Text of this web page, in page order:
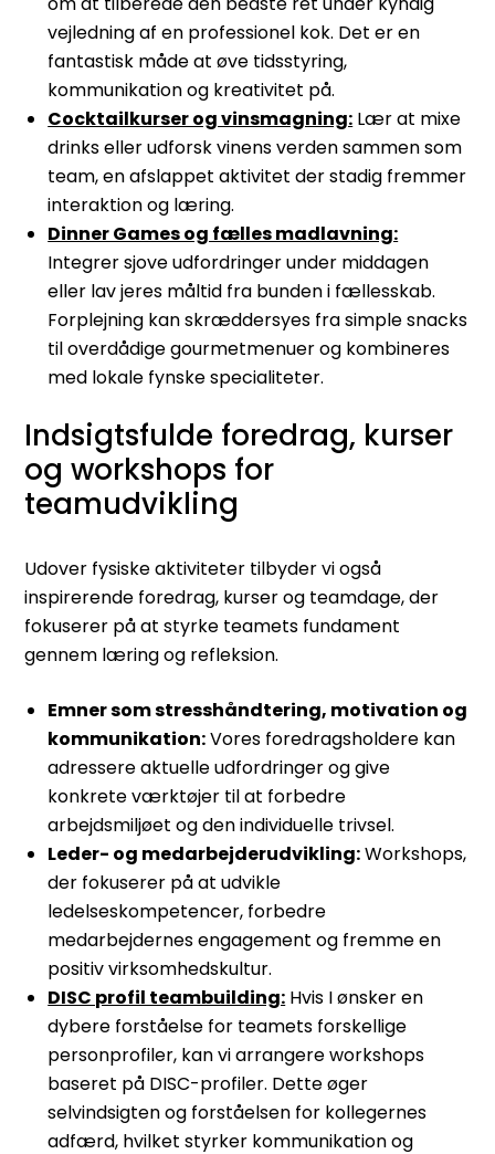
vejledning af en professionel kok. Det er en
fantastisk måde at øve tidsstyring,
kommunikation og kreativitet på.
Cocktailkurser og vinsmagning: Lær at mixe
drinks eller udforsk vinens verden sammen som
team, en afslappet aktivitet der stadig fremmer
interaktion og læring.
Dinner Games og fælles madlavning:
Integrer sjove udfordringer under middagen
eller lav jeres måltid fra bunden i fællesskab.
Forplejning kan skræddersyes fra simple snacks
til overdådige gourmetmenuer og kombineres
med lokale fynske specialiteter.
Indsigtsfulde foredrag, kurser
og workshops for
teamudvikling
Udover fysiske aktiviteter tilbyder vi også
inspirerende foredrag, kurser og teamdage, der
fokuserer på at styrke teamets fundament
gennem læring og refleksion.
Emner som stresshåndtering, motivation og
kommunikation:Vores foredragsholdere kan
adressere aktuelle udfordringer og give
konkrete værktøjer til at forbedre
arbejdsmiljøet og den individuelle trivsel.
Leder- og medarbejderudvikling:Workshops,
der fokuserer på at udvikle
ledelseskompetencer, forbedre
medarbejdernes engagement og fremme en
positiv virksomhedskultur.
DISC profil teambuilding: Hvis I ønsker en
dybere forståelse for teamets forskellige
personprofiler, kan vi arrangere workshops
baseret på DISC-profiler. Dette øger
selvindsigten og forståelsen for kollegernes
adfærd, hvilket styrker kommunikation og